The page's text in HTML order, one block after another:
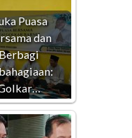
Puasa
dan
Berbagi